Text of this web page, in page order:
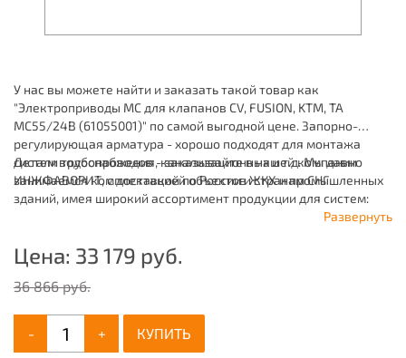
У нас вы можете найти и заказать такой товар как
"Электроприводы МС для клапанов CV, FUSION, KTM, TA
МС55/24В (61055001)" по самой выгодной цене. Запорно-
регулирующая арматура - хорошо подходят для монтажа
систем водоснабжения, канализационных и т.д. Мы давно
занимаемся комплектацией объектов ЖКХ и промышленных
зданий, имея широкий ассортимент продукции для систем:
отопления, водоснабжения, канализации и пожаротушения.
Детали трубопроводов - заказывайте в нашей компании
ИНЖФАВОРИТ, с доставкой по России и странам СНГ.
Развернуть
Цена: 33 179 руб.
36 866 руб.
- + КУПИТЬ